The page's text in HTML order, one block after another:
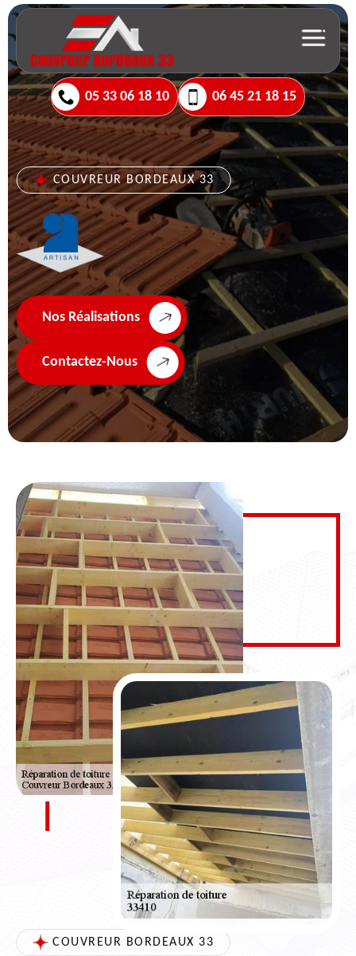
05 33 06 18 10 06 45 21 18 15
COUVREUR BORDEAUX 33
Nos Réalisations
Contactez-Nous
COUVREUR BORDEAUX 33